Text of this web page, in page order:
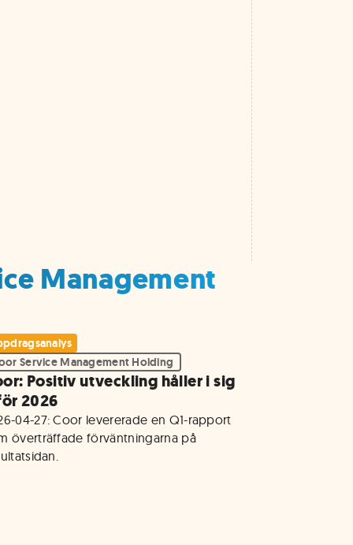
Management
Service Management Holding
Positiv utveckling håller i sig
2026
04-27: Coor levererade en Q1-rapport
överträffade förväntningarna på